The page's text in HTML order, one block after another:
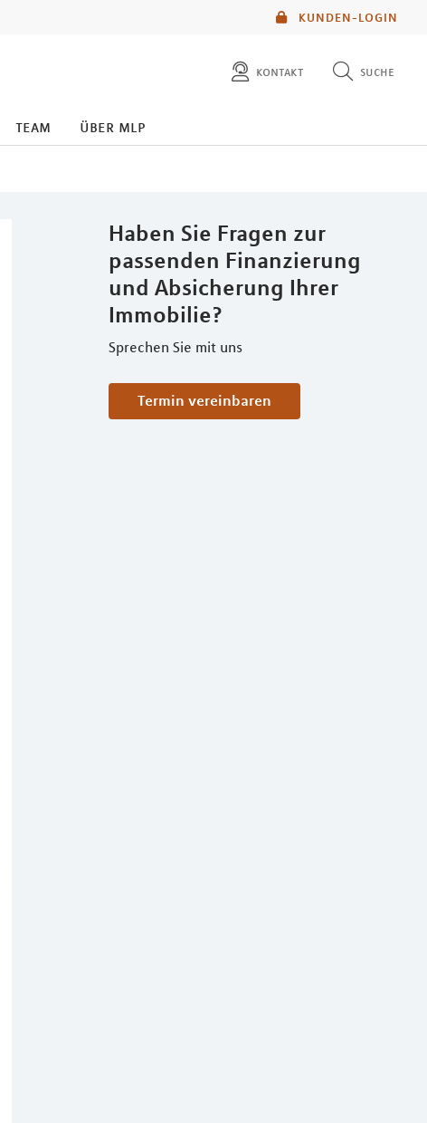
KUNDEN-LOGIN
kontakt suche
team über mlp
Haben Sie Fragen zur
passenden Finanzierung
und Absicherung Ihrer
Immobilie?
Sprechen Sie mit uns
Termin vereinbaren